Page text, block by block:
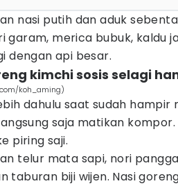
nasi putih dan aduk
garam, merica bubuk, kaldu
dengan api besar.
kimchi sosis selagi
koh_aming)
dahulu saat sudah hampir
saja matikan
piring saji.
telur mata sapi, nori
taburan biji wijen. Nasi